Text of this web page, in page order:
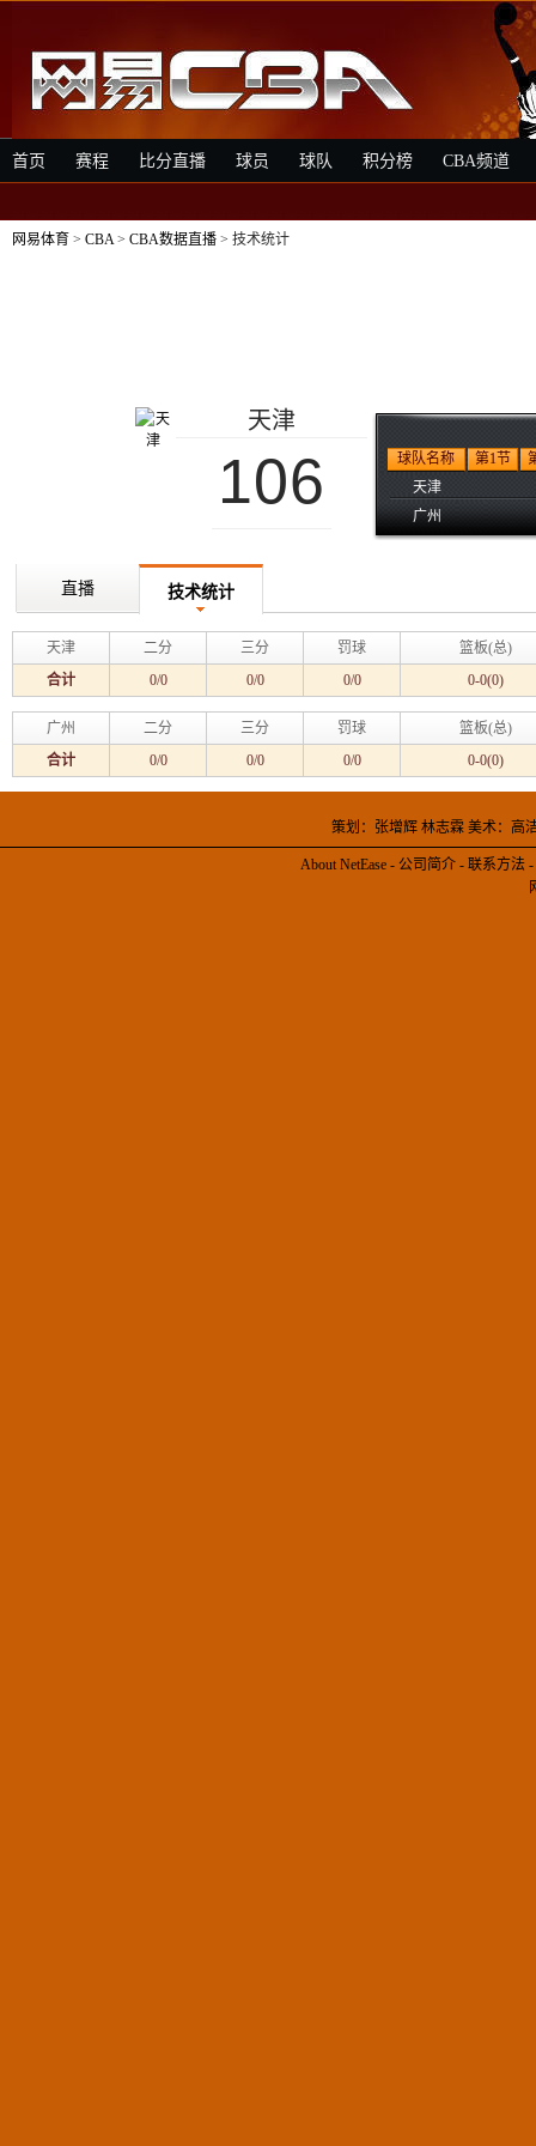
首页 赛程 比分直播 球员 球队 积分榜 CBA频道
网易体育 > CBA> CBA数据直播 > 技术统计
天津
106 球队名称 第1节
天津
广州
直播 技术统计
天津 二分 三分 罚球
篮板(总)
合计
0/0 0/0 0/0 0-0(0)
广州 二分 三分 罚球
篮板(总)
合计
0/0 0/0 0/0 0-0(0)
策划：张增辉 林志霖 美术：
About NetEase - 公司简介 - 联系方法 -